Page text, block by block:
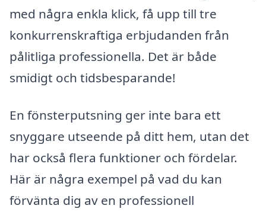
med några enkla klick, få upp till tre
konkurrenskraftiga erbjudanden från
pålitliga professionella. Det är både
smidigt och tidsbesparande!
En fönsterputsning ger inte bara ett
snyggare utseende på ditt hem, utan det
har också flera funktioner och fördelar.
Här är några exempel på vad du kan
förvänta dig av en professionell